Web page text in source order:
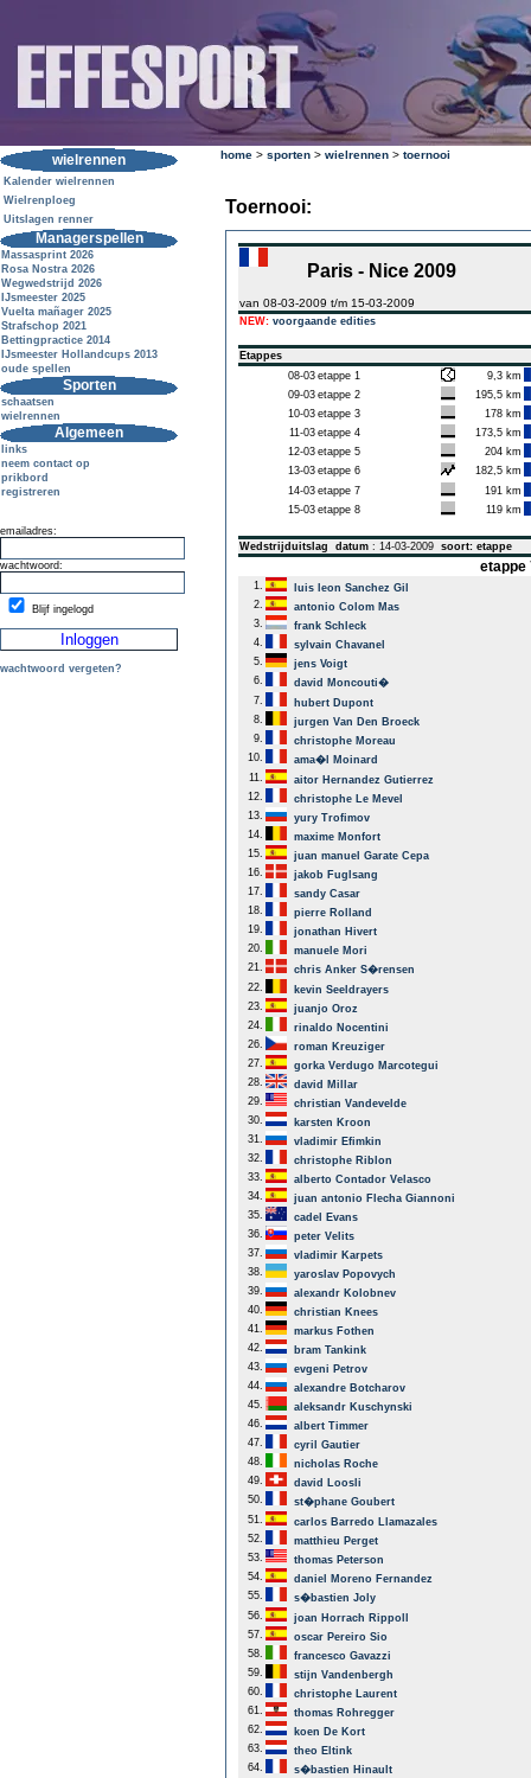
wielrennen
Kalender wielrennen
Wielrenploeg
Uitslagen renner
Managerspellen
Massasprint 2026
Rosa Nostra 2026
Wegwedstrijd 2026
IJsmeester 2025
Vuelta mañager 2025
Strafschop 2021
Bettingpractice 2014
IJsmeester Hollandcups 2013
oude spellen
Sporten
schaatsen
wielrennen
Algemeen
links
neem contact op
prikbord
registreren
emailadres:
wachtwoord:
Blijf ingelogd
wachtwoord vergeten?
home > sporten > wielrennen > toernooi
Toernooi:
Paris - Nice 2009
van 08-03-2009 t/m 15-03-2009
NEW: voorgaande edities
Etappes
08-03 etappe 1
9,3 km
09-03 etappe 2
195,5 km
10-03 etappe 3
178 km
11-03 etappe 4
173,5 km
12-03 etappe 5
204 km
13-03 etappe 6
182,5 km
14-03 etappe 7
191 km
15-03 etappe 8 119 km
Wedstrijduitslag datum : 14-03-2009 soort: etappe
etappe
1.
luis leon Sanchez Gil
2.
antonio Colom Mas
3.
frank Schleck
4.
sylvain Chavanel
5.
jens Voigt
6.
david Moncouti�
7.
hubert Dupont
8.
jurgen Van Den Broeck
9.
christophe Moreau
10.
ama�l Moinard
11.
aitor Hernandez Gutierrez
12.
christophe Le Mevel
13.
yury Trofimov
14.
maxime Monfort
15.
juan manuel Garate Cepa
16.
jakob Fuglsang
17.
sandy Casar
18.
pierre Rolland
19.
jonathan Hivert
20.
manuele Mori
21.
chris Anker S�rensen
22.
kevin Seeldrayers
23.
juanjo Oroz
24.
rinaldo Nocentini
26.
roman Kreuziger
27.
gorka Verdugo Marcotegui
28.
david Millar
29.
christian Vandevelde
30.
karsten Kroon
31.
vladimir Efimkin
32.
christophe Riblon
33.
alberto Contador Velasco
34.
juan antonio Flecha Giannoni
35.
cadel Evans
36.
peter Velits
37.
vladimir Karpets
38.
yaroslav Popovych
39.
alexandr Kolobnev
40.
christian Knees
41.
markus Fothen
42.
bram Tankink
43.
evgeni Petrov
44.
alexandre Botcharov
45.
aleksandr Kuschynski
46.
albert Timmer
47.
cyril Gautier
48.
nicholas Roche
49.
david Loosli
50.
st�phane Goubert
51.
carlos Barredo Llamazales
52.
matthieu Perget
53.
thomas Peterson
54.
daniel Moreno Fernandez
55.
s�bastien Joly
56.
joan Horrach Rippoll
57.
oscar Pereiro Sio
58.
francesco Gavazzi
59.
stijn Vandenbergh
60.
christophe Laurent
61.
thomas Rohregger
62.
koen De Kort
63.
theo Eltink
64.
s�bastien Hinault